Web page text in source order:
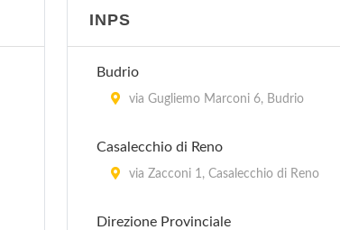
INPS
Budrio
via Gugliemo Marconi 6, Budrio
Casalecchio di Reno
via Zacconi 1, Casalecchio di Reno
Direzione Provinciale